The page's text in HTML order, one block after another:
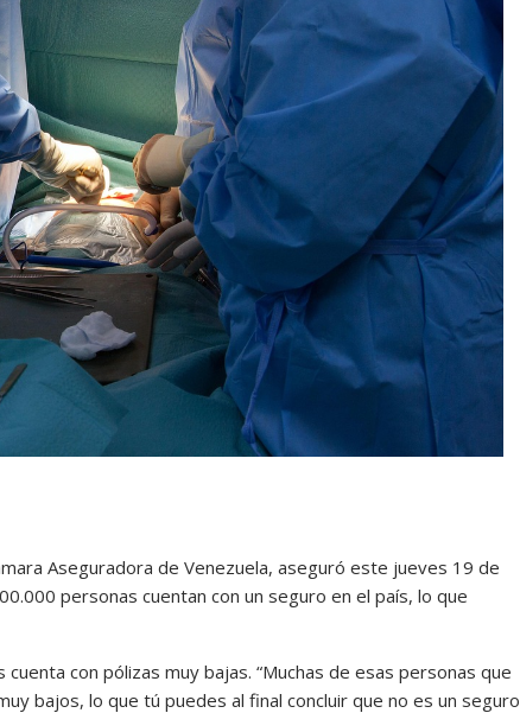
Aseguradora de Venezuela, aseguró este jueves 19 de
personas cuentan con un seguro en el país, lo que
con pólizas muy bajas. “Muchas de esas personas que
bajos, lo que tú puedes al final concluir que no es un seguro